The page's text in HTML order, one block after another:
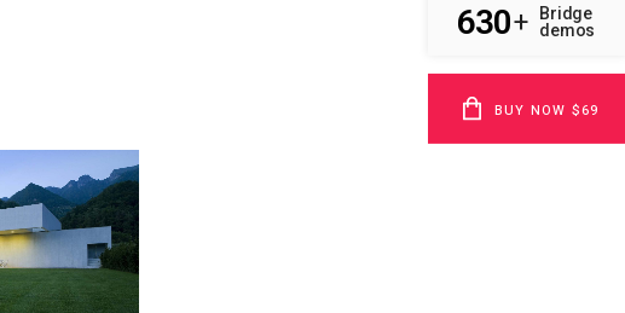
630+
Bridge
demos
BUY NOW $69